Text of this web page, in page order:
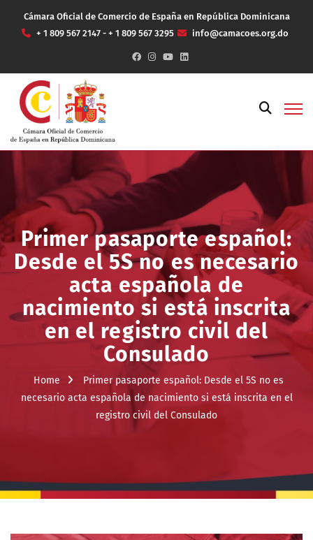
Cámara Oficial de Comercio de España en República Dominicana
+ 1 809 567 2147 - + 1 809 567 3295
info@camacoes.org.do
Primer pasaporte español:
Desde el 5S no es necesario
acta española de
nacimiento si está inscrita
en el registro civil del
Consulado
Home
Primer pasaporte español: Desde el 5S no es
necesario acta española de nacimiento si está inscrita en el
registro civil del Consulado